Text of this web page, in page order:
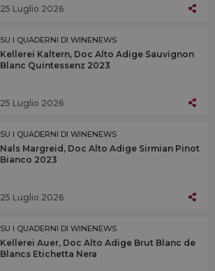
25 Luglio 2026
SU I QUADERNI DI WINENEWS
Kellerei Kaltern, Doc Alto Adige Sauvignon
Blanc Quintessenz 2023
25 Luglio 2026
SU I QUADERNI DI WINENEWS
Nals Margreid, Doc Alto Adige Sirmian Pinot
Bianco 2023
25 Luglio 2026
SU I QUADERNI DI WINENEWS
Kellerei Auer, Doc Alto Adige Brut Blanc de
Blancs Etichetta Nera